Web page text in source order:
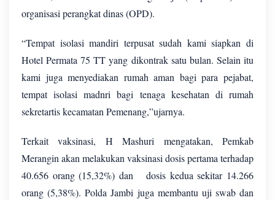
organisasi perangkat dinas (OPD).
“Tempat isolasi mandiri terpusat sudah kami siapkan di
Hotel Permata 75 TT yang dikontrak satu bulan. Selain itu
kami juga menyediakan rumah aman bagi para pejabat,
tempat isolasi madnri bagi tenaga kesehatan di rumah
sekretartis kecamatan Pemenang,”ujarnya.
Terkait vaksinasi, H Mashuri mengatakan, Pemkab
Merangin akan melakukan vaksinasi dosis pertama terhadap
40.656 orang (15,32%) dan
dosis kedua sekitar 14.266
orang (5,38%). Polda Jambi juga membantu uji swab dan